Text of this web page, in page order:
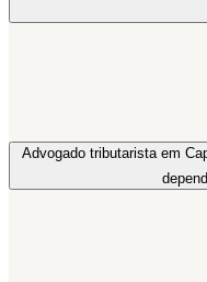
Advogado tributarista em